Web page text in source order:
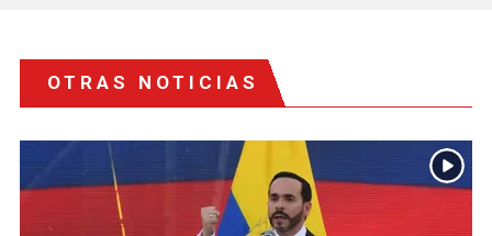
OTRAS NOTICIAS